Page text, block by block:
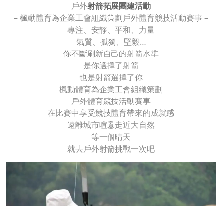
戶外射箭拓展團建活動
– 楓動體育為企業工會組織策劃戶外體育競技活動賽事 –
專注、安靜、平和、力量
氣質、孤獨、堅毅…
你不斷刷新自己的射箭水準
是你選擇了射箭
也是射箭選擇了你
楓動體育為企業工會組織策劃
戶外體育競技活動賽事
在比賽中享受競技體育帶來的成就感
遠離城市喧囂走近大自然
等一個晴天
就去戶外射箭挑戰一次吧